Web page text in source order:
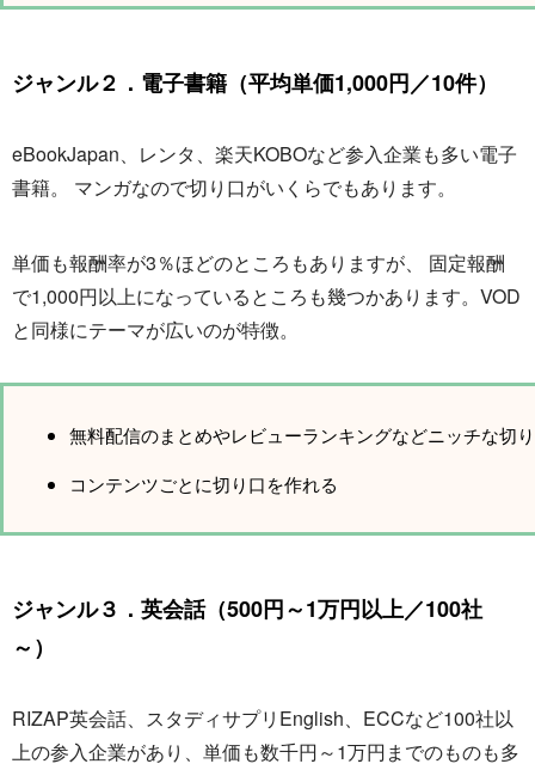
ジャンル２．電子書籍（平均単価1,000円／10件）
eBookJapan、レンタ、楽天KOBOなど参入企業も多い電子
書籍。 マンガなので切り口がいくらでもあります。
単価も報酬率が3％ほどのところもありますが、 固定報酬
で1,000円以上になっているところも幾つかあります。VOD
と同様にテーマが広いのが特徴。
無料配信のまとめやレビューランキングなどニッチな切
コンテンツごとに切り口を作れる
ジャンル３．英会話（500円～1万円以上／100社
～）
RIZAP英会話、スタディサプリEnglish、ECCなど100社以
上の参入企業があり、単価も数千円～1万円までのものも多